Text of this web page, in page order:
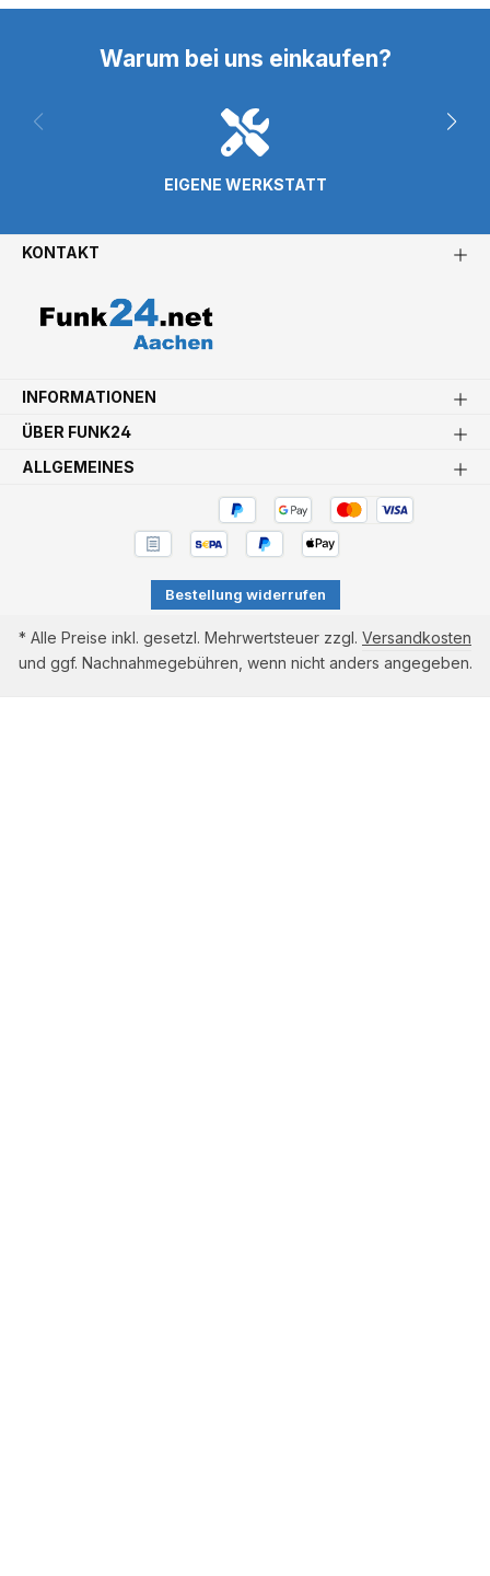
Warum bei uns einkaufen?
EIGENE WERKSTATT
KONTAKT
INFORMATIONEN
ÜBER FUNK24
ALLGEMEINES
Bestellung widerrufen
* Alle Preise inkl. gesetzl. Mehrwertsteuer zzgl. Versandkosten
und ggf. Nachnahmegebühren, wenn nicht anders angegeben.